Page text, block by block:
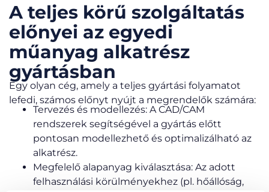
A teljes körű szolgáltatás
előnyei az egyedi
műanyag alkatrész
gyártásban
Egy olyan cég, amely a teljes gyártási folyamatot
lefedi, számos előnyt nyújt a megrendelők számára:
Tervezés és modellezés: A CAD/CAM
rendszerek segítségével a gyártás előtt
pontosan modellezhető és optimalizálható az
alkatrész.
Megfelelő alapanyag kiválasztása: Az adott
felhasználási körülményekhez (pl. hőállóság,